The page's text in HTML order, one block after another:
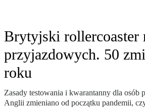
Brytyjski rollercoaster
przyjazdowych. 50
roku
Zasady testowania i kwarantanny dla osób
Anglii zmieniano od początku pandemii,